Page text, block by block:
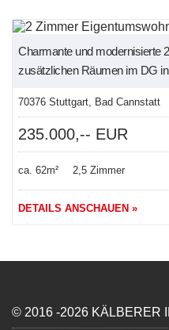
Charmante und modernisierte
zusätzlichen Räumen im DG
70376 Stuttgart, Bad
235.000,-- EUR
ca. 62m² 2,5 Zimmer
DETAILS ANSCHAUEN »
© 2016 -2026 KÄLBERER